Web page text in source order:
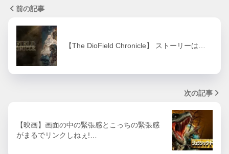
前の記事
【The DioField Chronicle】 ストーリーは…
次の記事
【映画】画面の中の緊張感とこっちの緊張感
がまるでリンクしねぇ!…